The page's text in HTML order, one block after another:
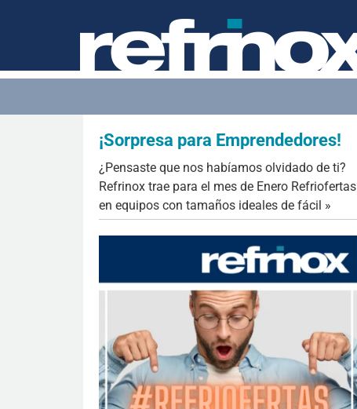
¡Sorpresa para Emprendedores!
¿Pensaste que nos habíamos olvidado de ti?
Refrinox trae para el mes de Enero Refriofertas
en equipos con tamaños ideales de fácil »